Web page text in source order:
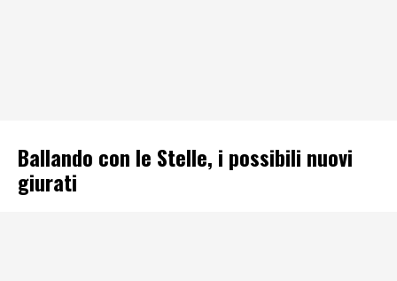
Ballando con le Stelle, i possibili nuovi
giurati